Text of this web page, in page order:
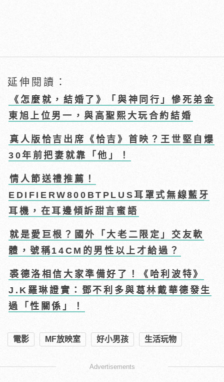
延伸閱讀：
《怎麼就，結婚了》「與神同行」慘死弟金
東旭上位男一，與高聖熙大玩合約結婚
真人版恰吉出席《恰吉》首映？王世堅自爆
30年前把妻就靠「他」！
情人節送禮推薦！
EDIFIERW800BTPLUS耳罩式無線藍牙
耳機，在耳邊傾訴甜言蜜語
就是愛巨根？國外「大老二限定」交友軟
體，號稱14CM的男性以上才給過？
裘德洛相信大家準備好了！《哈利波特》
J.K羅琳證實：鄧不利多與葛林戴華德發生
過「性關係」！
電影 MF放映室 好小男孩 生活玩物
Advertisements